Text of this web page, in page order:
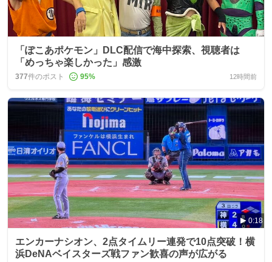
「ぽこあポケモン」DLC配信で海中探索、視聴者は
「めっちゃ楽しかった」感激
377件のポスト 95% 12時間前
0:18
エンカーナシオン、2点タイムリー連発で10点突破！横
浜DeNAベイスターズ戦ファン歓喜の声が広がる